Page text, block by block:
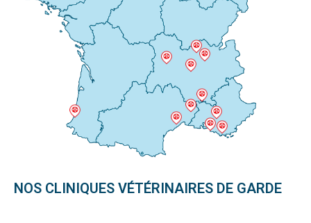
NOS CLINIQUES VÉTÉRINAIRES DE GARDE